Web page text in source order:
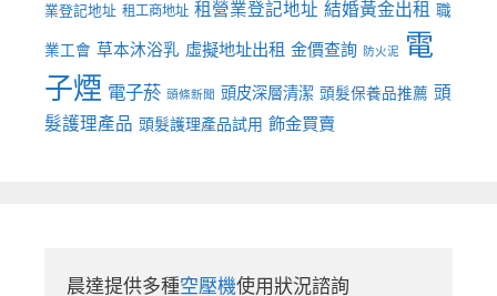
業登記地址 租工商地址 租營業登記地址 結婚黃金出租 職
業工會 草本沐浴乳 虛擬地址出租 金價查詢 防火泥 電
子煙 電子菸 頭條新聞 頭皮深層清潔 頭髮保養品推薦 頭
髮護理產品 頭髮護理產品試用 飾金買賣
晨達提供多種空壓機使用狀況諮詢